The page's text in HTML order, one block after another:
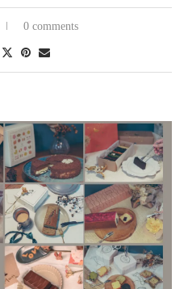
0 comments